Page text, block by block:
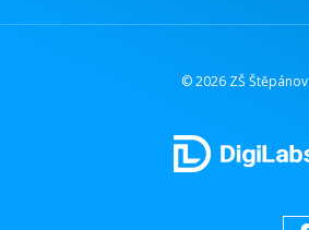
© 2026 ZŠ Štěpánov